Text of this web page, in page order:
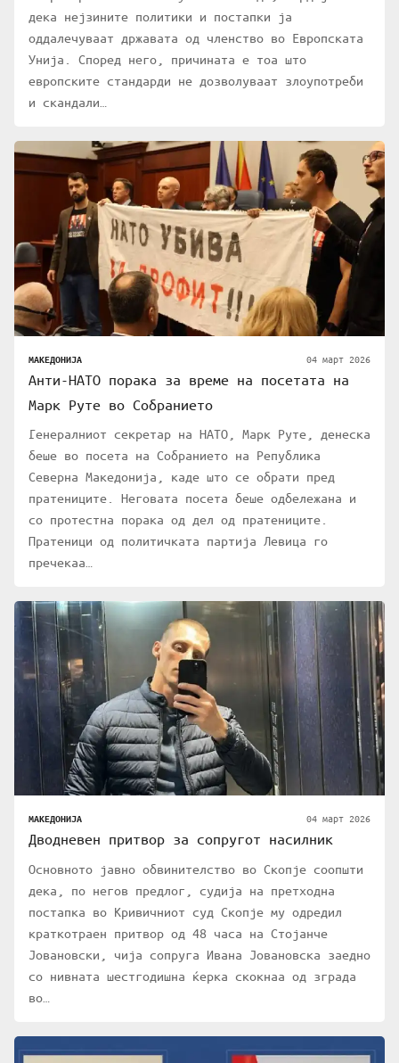
дека нејзините политики и постапки ја
оддалечуваат државата од членство во Европската
Унија. Според него, причината е тоа што
европските стандарди не дозволуваат злоупотреби
и скандали…
МАКЕДОНИЈА 04 март 2026
Анти-НАТО порака за време на посетата на
Марк Руте во Собранието
Генералниот секретар на НАТО, Марк Руте, денеска
беше во посета на Собранието на Република
Северна Македонија, каде што се обрати пред
пратениците. Неговата посета беше одбележана и
со протестна порака од дел од пратениците.
Пратеници од политичката партија Левица го
пречекаа…
МАКЕДОНИЈА 04 март 2026
Дводневен притвор за сопругот насилник
Основното јавно обвинителство во Скопје соопшти
дека, по негов предлог, судија на претходна
постапка во Кривичниот суд Скопје му одредил
краткотраен притвор од 48 часа на Стојанче
Јовановски, чија сопруга Ивана Јовановска заедно
со нивната шестгодишна ќерка скокнаа од зграда
во…